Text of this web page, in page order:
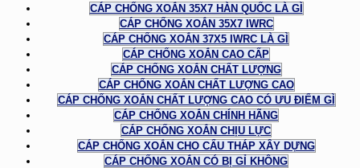
CÁP CHỐNG XOẮN 35X7 HÀN QUỐC LÀ GÌ
CÁP CHỐNG XOẮN 35X7 IWRC
CÁP CHỐNG XOẮN 37X5 IWRC LÀ GÌ
CÁP CHỐNG XOẮN CAO CẤP
CÁP CHỐNG XOẮN CHẤT LƯỢNG
CÁP CHỐNG XOẮN CHẤT LƯỢNG CAO
CÁP CHỐNG XOẮN CHẤT LƯỢNG CAO CÓ ƯU ĐIỂM GÌ
CÁP CHỐNG XOẮN CHÍNH HÃNG
CÁP CHỐNG XOẮN CHỊU LỰC
CÁP CHỐNG XOẮN CHO CẨU THÁP XÂY DỰNG
CÁP CHỐNG XOẮN CÓ BỊ GỈ KHÔNG